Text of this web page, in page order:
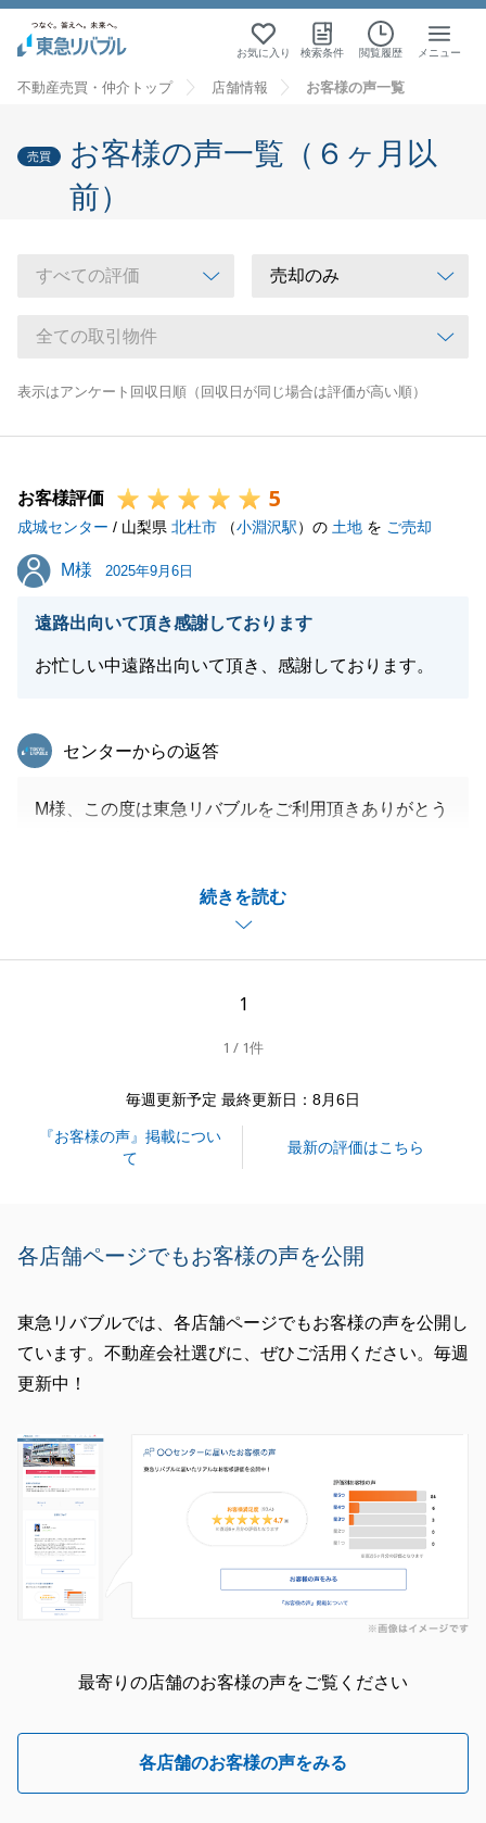
お気に入り 検索条件 閲覧履歴 メニュー
不動産売買・仲介トップ 店舗情報 お客様の声一覧
売買
お客様の声一覧（６ヶ月以
前）
表示はアンケート回収日順（回収日が同じ場合は評価が高い順）
お客様評価 5
成城センター / 山梨県 北杜市 （小淵沢駅）の 土地 を ご売却
M様
M様 2025年9月6日
遠路出向いて頂き感謝しております
お忙しい中遠路出向いて頂き、感謝しております。
続きを読む
東急リバブル
センターからの返答
M様、この度は東急リバブルをご利用頂きありがとう
また、不動産のご相談やご紹介いただけるお客様がい
らっしゃいましたらよろしくお願いいたします。
1
1 / 1件
毎週更新予定 最終更新日：8月6日
『お客様の声』掲載につい
て
最新の評価はこちら
各店舗ページでもお客様の声を公開
東急リバブルでは、各店舗ページでもお客様の声を公開し
ています。不動産会社選びに、ぜひご活用ください。毎週
更新中！
最寄りの店舗のお客様の声をご覧ください
各店舗のお客様の声をみる